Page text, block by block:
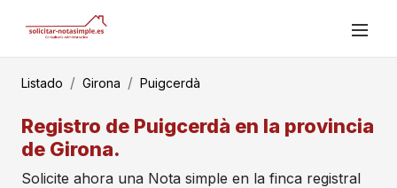
Listado Girona Puigcerdà
Registro de Puigcerdà en la provincia
de Girona.
Solicite ahora una Nota simple en la finca registral